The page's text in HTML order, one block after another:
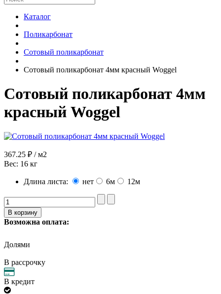
Каталог
Поликарбонат
Сотовый поликарбонат
Сотовый поликарбонат 4мм красный Woggel
Сотовый поликарбонат 4мм
красный Woggel
367.25 ₽ / м2
Вес: 16 кг
Длина листа: нет 6м 12м
Возможна оплата:
Долями
В рассрочку
В кредит